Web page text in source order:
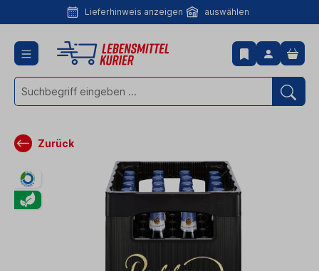
Lieferhinweis
Lieferhinweis anzeigen auswählen
Zurück